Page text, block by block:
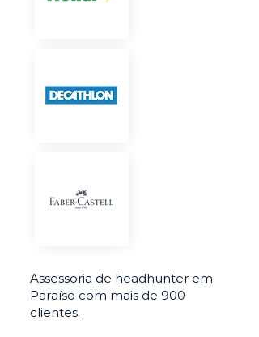
Assessoria de headhunter em
Paraíso com mais de 900
clientes.